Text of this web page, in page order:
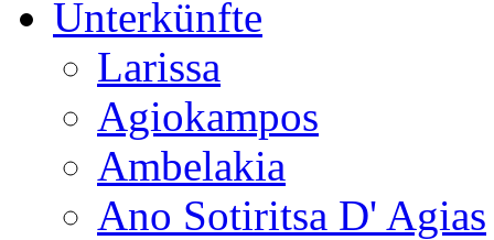
Unterkünfte
Larissa
Agiokampos
Ambelakia
Ano Sotiritsa D' Agias